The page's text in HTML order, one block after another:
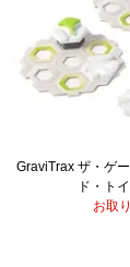
GraviTrax ザ・ゲ
ド・ト
お取